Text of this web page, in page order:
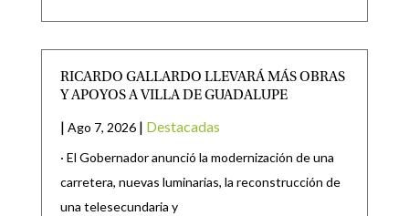
RICARDO GALLARDO LLEVARÁ MÁS OBRAS
Y APOYOS A VILLA DE GUADALUPE
| Ago 7, 2026 | Destacadas
· El Gobernador anunció la modernización de una
carretera, nuevas luminarias, la reconstrucción de
una telesecundaria y